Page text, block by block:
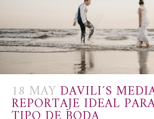
18 MAY DAVILI´S
REPORTAJE IDEAL